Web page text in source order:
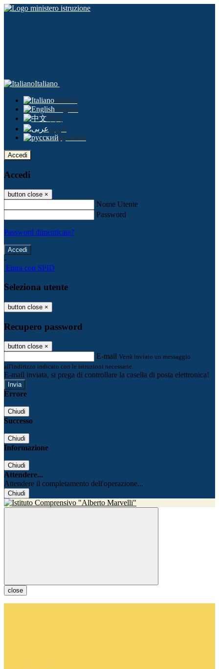
Italiano
Italiano
English
中文
عربى
русский
Accedi
Accedi
button close ×
Nome Utente
Password
Password dimenticata?
-
Entra con SPID
Seleziona utente
button close ×
Recupero password
button close ×
E-mail Verrà inviato un messaggio
all'indirizzo indicato con le istruzioni necessarie.
E-mail inviata, si prega di controllare la casella di posta elettronica!
Errore
Chiudi
Successo
Chiudi
Informazione
Chiudi
Attendere...
Attendere il completamento dell'operazione...
Chiudi
close